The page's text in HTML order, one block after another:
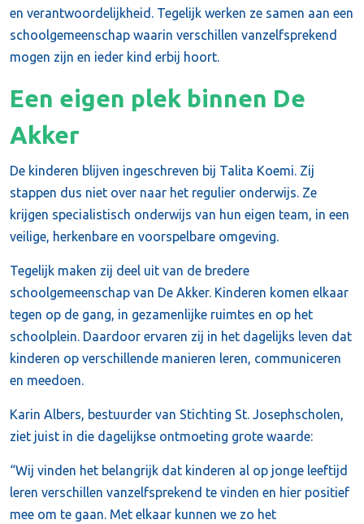
en verantwoordelijkheid. Tegelijk werken ze samen aan een
schoolgemeenschap waarin verschillen vanzelfsprekend
mogen zijn en ieder kind erbij hoort.
Een eigen plek binnen De
Akker
De kinderen blijven ingeschreven bij Talita Koemi. Zij
stappen dus niet over naar het regulier onderwijs. Ze
krijgen specialistisch onderwijs van hun eigen team, in een
veilige, herkenbare en voorspelbare omgeving.
Tegelijk maken zij deel uit van de bredere
schoolgemeenschap van De Akker. Kinderen komen elkaar
tegen op de gang, in gezamenlijke ruimtes en op het
schoolplein. Daardoor ervaren zij in het dagelijks leven dat
kinderen op verschillende manieren leren, communiceren
en meedoen.
Karin Albers, bestuurder van Stichting St. Josephscholen,
ziet juist in die dagelijkse ontmoeting grote waarde:
“Wij vinden het belangrijk dat kinderen al op jonge leeftijd
leren verschillen vanzelfsprekend te vinden en hier positief
mee om te gaan. Met elkaar kunnen we zo het